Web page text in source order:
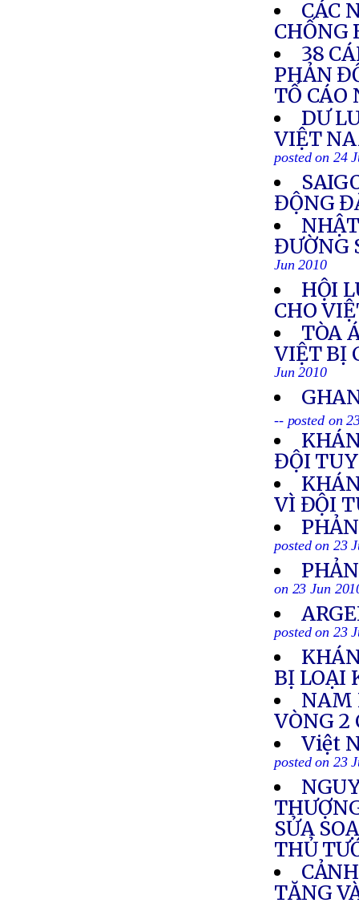
CÁC
CHỐNG
38
PHẢN
TỐ CÁO
DƯ
VIỆT
posted on 24
ĐỘNG
ĐƯỜNG
Jun 2010
HỘI
CHO
TÒA
VIỆT BỊ
Jun 2010
-- posted on
ĐỘI
VÌ ĐỘI
posted on 23
on 23 Jun
posted on 23
BỊ LOẠI
NAM
VÒNG 2
Việt
posted on 23
SỬA
THỦ
TĂNG